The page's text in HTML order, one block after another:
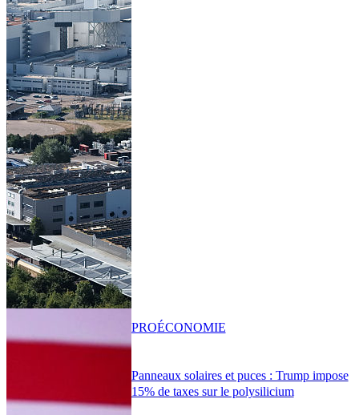
Panneaux solaires et puces : Trump impose
15% de taxes sur le polysilicium
PROÉCONOMIE